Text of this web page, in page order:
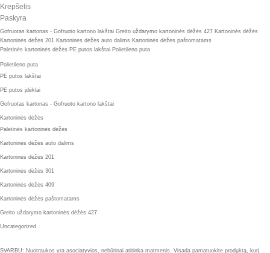
Krepšelis
Paskyra
Gofruotas kartonas - Gofruoto kartono lakštai Greito uždarymo kartoninės dėžės 427 Kartoninės dėžės
Kartoninės dėžės 201 Kartoninės dėžės auto dalims Kartoninės dėžės paštomatams
Paletinės kartoninės dėžės PE putos lakštai Polietileno puta
Polietileno puta
PE putos lakštai
PE putos įdėklai
Gofruotas kartonas - Gofruoto kartono lakštai
Kartoninės dėžės
Paletinės kartoninės dėžės
Kartoninės dėžės auto dalims
Kartoninės dėžės 201
Kartoninės dėžės 301
Kartoninės dėžės 409
Kartoninės dėžės paštomatams
Greito uždarymo kartoninės dėžės 427
Uncategorized
SVARBU: Nuotraukos yra asociatyvios, nebūtinai atitinka matmenis. Visada pamatuokite produktą, kurį